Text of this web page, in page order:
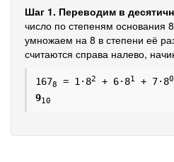
Шаг 1. Переводим в
число по степеням основания
умножаем на 8 в степени её
считаются справа налево,
1678 = 1·82 + 6·81 + 7·80
910